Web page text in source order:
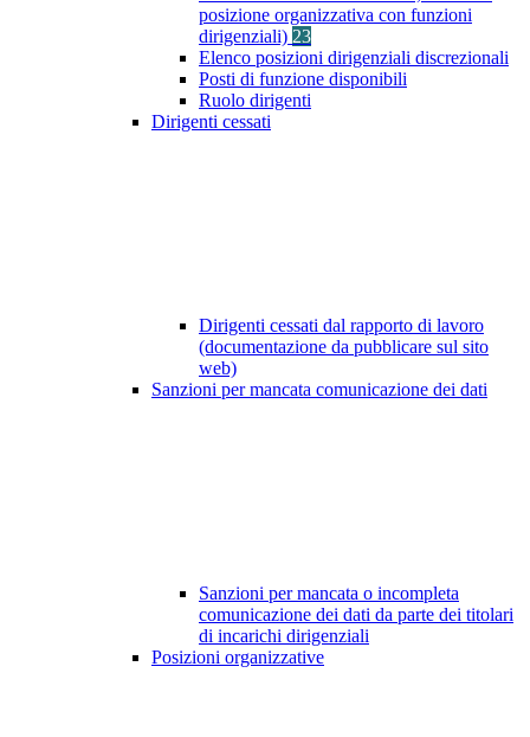
posizione organizzativa con funzioni
dirigenziali) 23
Elenco posizioni dirigenziali discrezionali
Posti di funzione disponibili
Ruolo dirigenti
Dirigenti cessati
Dirigenti cessati dal rapporto di lavoro
(documentazione da pubblicare sul sito
web)
Sanzioni per mancata comunicazione dei dati
Sanzioni per mancata o incompleta
comunicazione dei dati da parte dei titolari
di incarichi dirigenziali
Posizioni organizzative